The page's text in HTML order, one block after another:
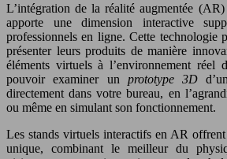
L’intégration de la réalité augmentée
apporte une dimension interactive
professionnels en ligne. Cette technologie
présenter leurs produits de manière
éléments virtuels à l’environnement réel
pouvoir examiner un prototype 3D
directement dans votre bureau, en
ou même en simulant son fonctionnement.
Les stands virtuels interactifs en AR
unique, combinant le meilleur du